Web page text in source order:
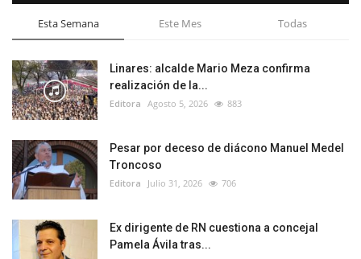
Esta Semana Este Mes Todas
Linares: alcalde Mario Meza confirma
realización de la...
Editora Agosto 5, 2026 883
Pesar por deceso de diácono Manuel Medel
Troncoso
Editora Julio 31, 2026 706
Ex dirigente de RN cuestiona a concejal
Pamela Ávila tras...